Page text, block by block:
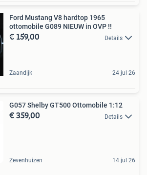
Ford Mustang V8 hardtop 1965
ottomobile G089 NIEUW in OVP !!
€ 159,00 Details
Zaandijk 24 jul 26
G057 Shelby GT500 Ottomobile 1:12
€ 359,00 Details
Zevenhuizen 14 jul 26